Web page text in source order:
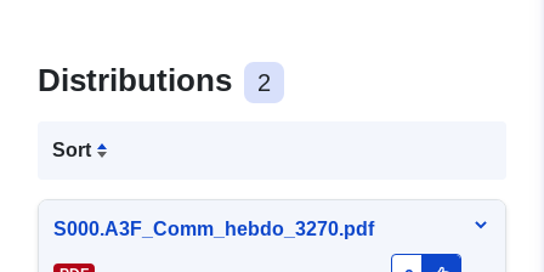
Distributions 2
Sort
S000.A3F_Comm_hebdo_3270.pdf